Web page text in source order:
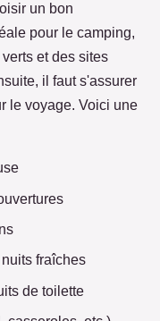
un bon
pour le camping,
et des sites
il faut s'assurer
le voyage. Voici une
fraîches
de toilette